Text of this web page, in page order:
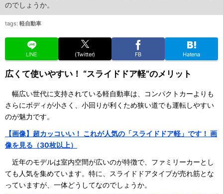
のでしょうか。
tags: 軽自動車
LINE (Twitter) FB Hatena
広くて使いやすい！ “スライドドア軽“のメリット
幅広い世代に支持されている軽自動車は、コンパクトカーよりも
さらにボディが小さく、小回りが利くため狭い道でも運転しやすい
のが魅力です。
【画像】超カッコいい！ これが人気の「スライドドア軽」です！ 画
像を見る（30枚以上）
近年のモデルは室内空間が広いのが特徴で、ファミリーカーとし
ても人気を集めています。特に、スライドドアタイプが売れ筋とな
っていますが、一体どうしてなのでしょうか。